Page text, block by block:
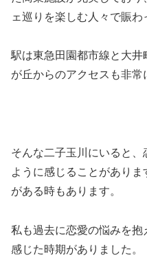
ェ巡りを楽しむ人々で賑わ
駅は東急田園都市線と大
が丘からのアクセスも非常
そんな二子玉川にいると
ように感じることがあり
がある時もあります。
私も過去に恋愛の悩みを抱
感じた時期がありました。